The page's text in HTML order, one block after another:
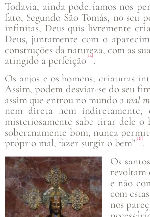
Todavia, ainda poderíamos nos
fato, Segundo São Tomás, no
infinitas, Deus quis livremente
Deus, juntamente com o
construções da natureza, com as
atingido a perfeição[14].
Os anjos e os homens, criaturas
Assim, podem desviar-se do seu
assim que entrou no mundoo mal
nem direta nem indiretamente,
misteriosamente sabe tirar dele o
soberanamente bom, nunca
próprio mal, fazer surgir o bem”[16].
Os
revoltam
e não
com
nos